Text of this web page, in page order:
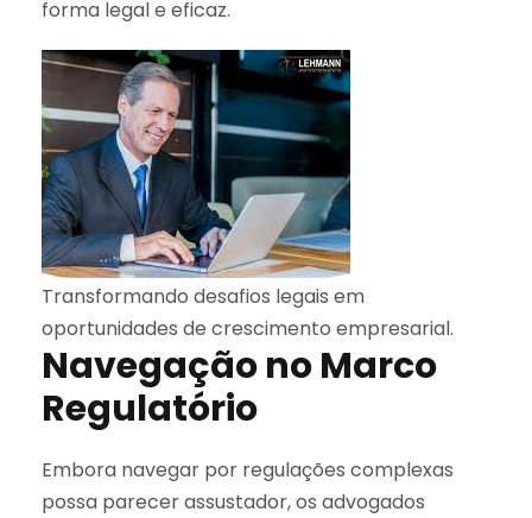
forma legal e eficaz.
Transformando desafios legais em
oportunidades de crescimento empresarial.
Navegação no Marco
Regulatório
Embora navegar por regulações complexas
possa parecer assustador, os advogados